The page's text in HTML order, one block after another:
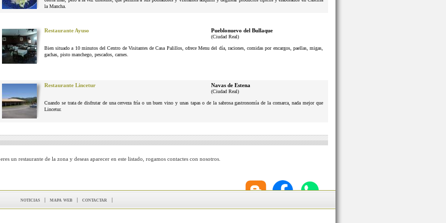
la Mancha.
Restaurante Ayuso Pueblonuevo del Bullaque
(Ciudad Real)
Bien situado a 10 minutos del Centro de Visitantes de Casa Palillos, ofrece Menu del día, raciones, comidas por encargos, paellas, migas,
gachas, pisto manchego, pescados, carnes.
Restaurante Lincetur Navas de Estena
(Ciudad Real)
Cuando se trata de disfrutar de una cerveza fría o un buen vino y unas tapas o de la sabrosa gastronomía de la comarca, nada mejor que
Lincetur.
un restaurante de la zona y deseas aparecer en este listado, rogamos contactes con nosotros.
noticias | mapa web | contactar |